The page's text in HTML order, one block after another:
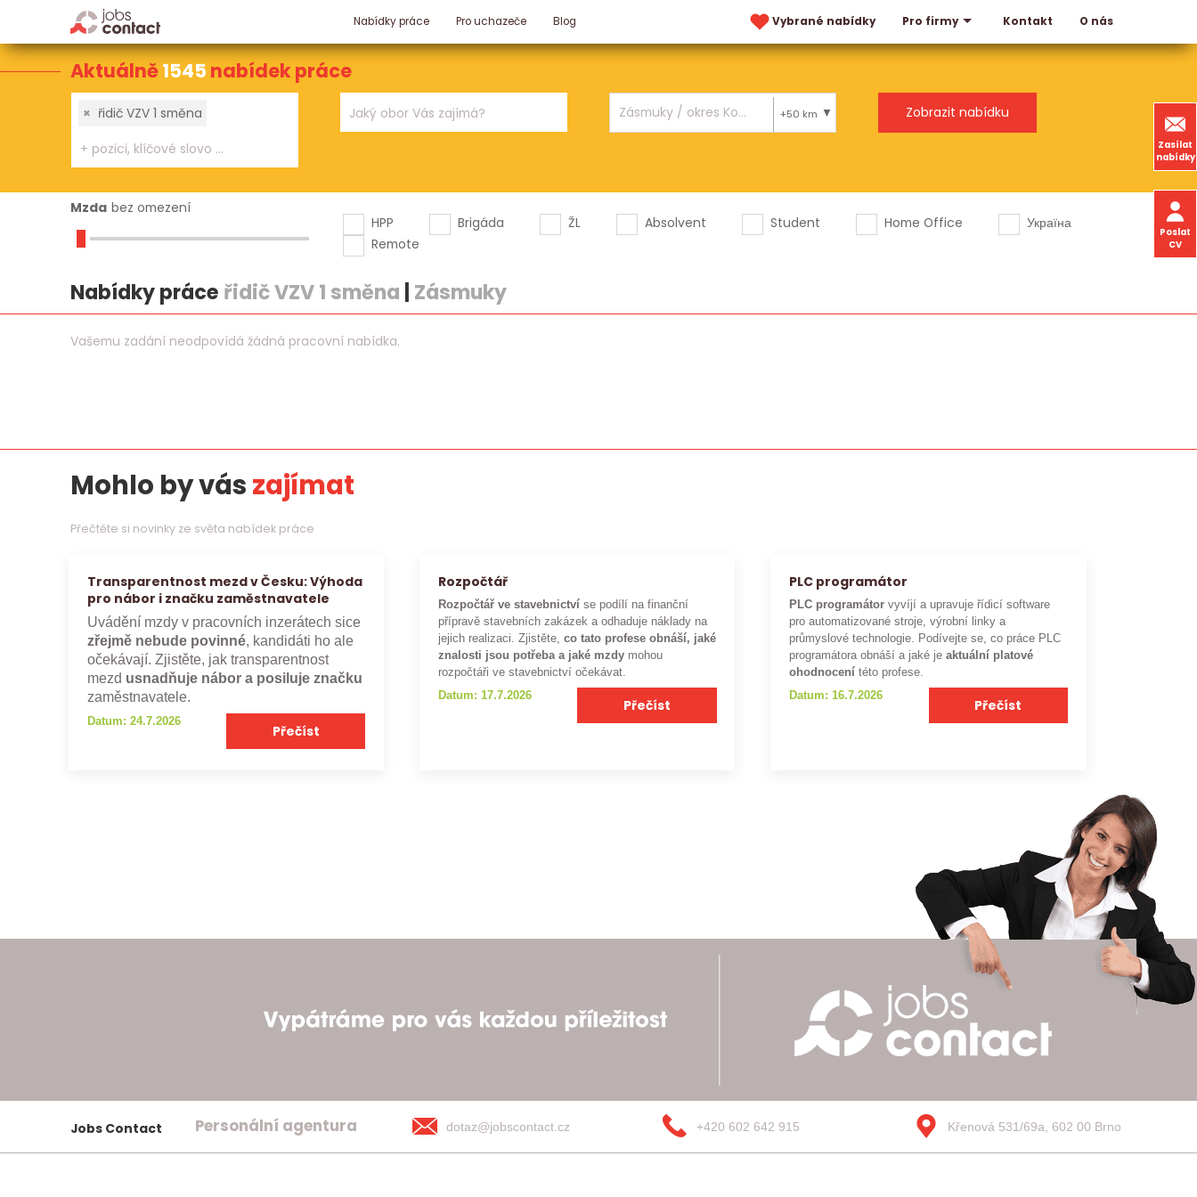
Nabídky práce Pro uchazeče Blog Vybrané nabídky Pro firmy Kontakt O nás
Zasílat
nabídky
Poslat
CV
Aktuálně1545 nabídek práce
× řidič VZV 1 směna +50 km
Mzda bez omezení
HPP
Brigáda ŽL Absolvent Student Home Office
Україна
Remote
Nabídky práce řidič VZV 1 směna Zásmuky
Vašemu zadání neodpovídá žádná pracovní nabídka.
Mohlo by vászajímat
Přečtěte si novinky ze světa nabídek práce
Transparentnost mezd v Česku: Výhoda
pro nábor i značku zaměstnavatele
Uvádění mzdy v pracovních inzerátech sice
zřejmě nebude povinné, kandidáti ho ale
očekávají. Zjistěte, jak transparentnost
mezd usnadňuje nábor a posiluje značku
zaměstnavatele.
Datum: 24.7.2026
Přečíst
Rozpočtář
Rozpočtář ve stavebnictví se podílí na finanční
přípravě stavebních zakázek a odhaduje náklady na
jejich realizaci. Zjistěte,co tato profese obnáší, jaké
znalosti jsou potřeba a jaké mzdy mohou
rozpočtáři ve stavebnictví očekávat.
Datum: 17.7.2026
Přečíst
PLC programátor
PLC programátor vyvíjí a upravuje řídicí software
pro automatizované stroje, výrobní linky a
průmyslové technologie. Podívejte se, co práce PLC
programátora obnáší a jaké je aktuální platové
ohodnocení této profese.
Datum: 16.7.2026
Přečíst
Jobs Contact Personální agentura dotaz@jobscontact.cz +420 602 642 915 Křenová 531/69a, 602 00 Brno